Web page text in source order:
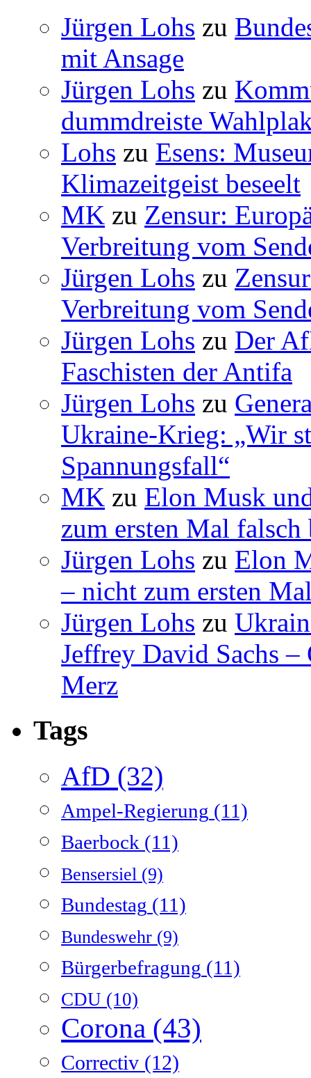
Jürgen Lohs zu
mit Ansage
Jürgen Lohs zu
dummdreiste
Lohs zu Esens:
Klimazeitgeist beseelt
MK zu Zensur:
Verbreitung vom
Jürgen Lohs zu
Verbreitung vom
Jürgen Lohs zu Der
Faschisten der Antifa
Jürgen Lohs zu
Ukraine-Krieg: „Wir
Spannungsfall“
MK zu Elon Musk
zum ersten Mal falsch
Jürgen Lohs zu Elon
– nicht zum ersten
Jürgen Lohs zu
Jeffrey David Sachs
Merz
Tags
AfD (32)
Ampel-Regierung (11)
Baerbock (11)
Bensersiel (9)
Bundestag (11)
Bundeswehr (9)
Bürgerbefragung (11)
CDU (10)
Corona (43)
Correctiv (12)